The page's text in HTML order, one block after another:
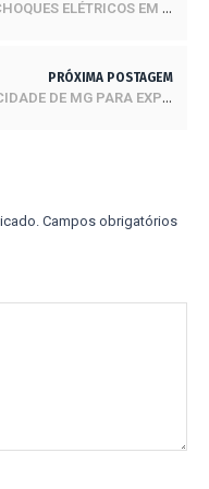
ELÉTRICOS EM CANTEIROS
PRÓXIMA POSTAGEM
MINERADORA BRITÂNICA MIRA EM CIDADE DE MG PARA EXPLORAÇÃO DE TERRAS RARAS
Campos obrigatórios